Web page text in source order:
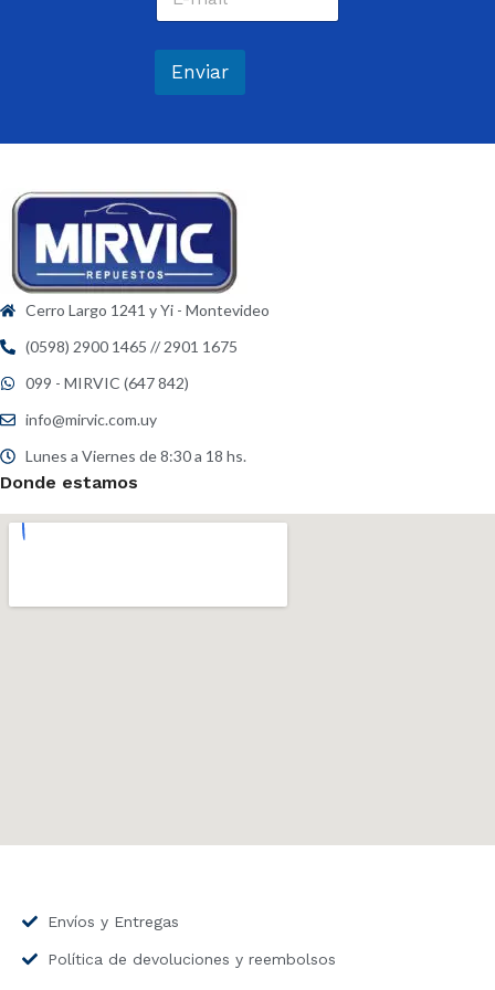
*
r
r
t
r
ó
n
i
c
o
*
Enviar
Cerro Largo 1241 y Yi - Montevideo
(0598) 2900 1465 // 2901 1675
099 - MIRVIC (647 842)
info@mirvic.com.uy
Lunes a Viernes de 8:30 a 18 hs.
Donde estamos
Envíos y Entregas
Política de devoluciones y reembolsos